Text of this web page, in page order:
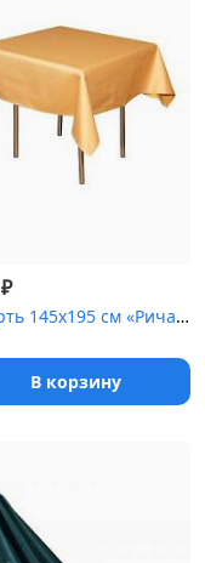
₽
Скатерть 145х195 см «Ричард» золотая
В корзину